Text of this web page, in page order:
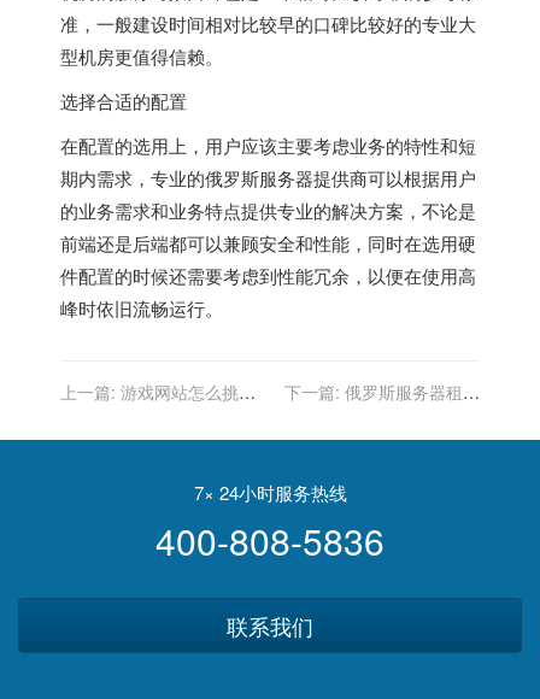
准，一般建设时间相对比较早的口碑比较好的专业大
型机房更值得信赖。
选择合适的配置
在配置的选用上，用户应该主要考虑业务的特性和短
期内需求，专业的俄罗斯服务器提供商可以根据用户
的业务需求和业务特点提供专业的解决方案，不论是
前端还是后端都可以兼顾安全和性能，同时在选用硬
件配置的时候还需要考虑到性能冗余，以便在使用高
峰时依旧流畅运行。
上一篇: 游戏网站怎么挑选
下一篇: 俄罗斯服务器租用
7× 24小时服务热线
400-808-5836
联系我们